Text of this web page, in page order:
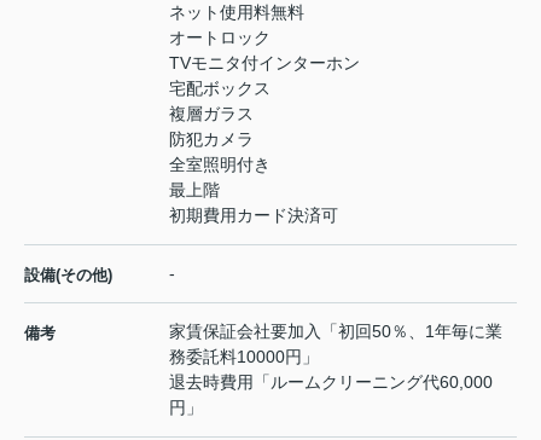
ネット使用料無料
オートロック
TVモニタ付インターホン
宅配ボックス
複層ガラス
防犯カメラ
全室照明付き
最上階
初期費用カード決済可
設備(その他) -
備考
家賃保証会社要加入「初回50％、1年毎に業
務委託料10000円」
退去時費用「ルームクリーニング代60,000
円」